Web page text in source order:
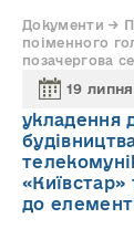
Документи →
поіменного
позачергова
19
укладення
до